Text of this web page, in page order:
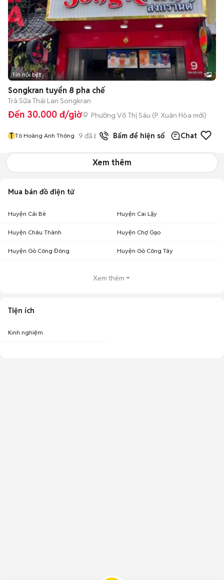
Tin nổi bật 1
Songkran tuyển 8 pha chế
Trà Sữa Thái Lan Songkran
Đến 30.000 đ/giờ Phường Võ Thị Sáu (P. Xuân Hòa mới)
T Tô Hoàng Anh Thông 9 đã bán Bấm để hiện số Chat
Xem thêm
Mua bán đồ điện tử
Huyện Cái Bè Huyện Cai Lậy
Huyện Châu Thành Huyện Chợ Gạo
Huyện Gò Công Đông Huyện Gò Công Tây
Xem thêm
Tiện ích
Kinh nghiệm